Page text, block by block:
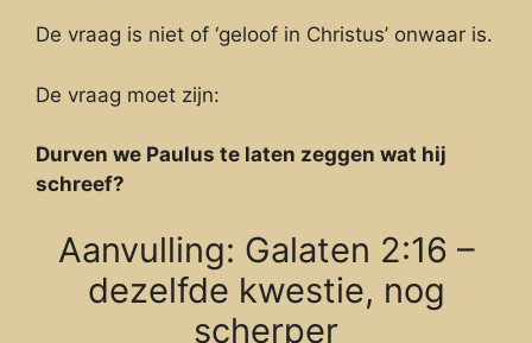
De vraag is niet of ‘geloof in Christus’ onwaar is.
De vraag moet zijn:
Durven we Paulus te laten zeggen wat hij
schreef?
Aanvulling: Galaten 2:16 –
dezelfde kwestie, nog
scherper